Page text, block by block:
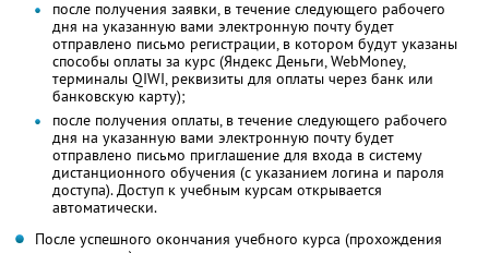
после получения заявки, в течение следующего рабочего
дня на указанную вами электронную почту будет
отправлено письмо регистрации, в котором будут указаны
способы оплаты за курс (Яндекс Деньги, WebMoney,
терминалы QIWI, реквизиты для оплаты через банк или
банковскую карту);
после получения оплаты, в течение следующего рабочего
дня на указанную вами электронную почту будет
отправлено письмо приглашение для входа в систему
дистанционного обучения (с указанием логина и пароля
доступа). Доступ к учебным курсам открывается
автоматически.
После успешного окончания учебного курса (прохождения